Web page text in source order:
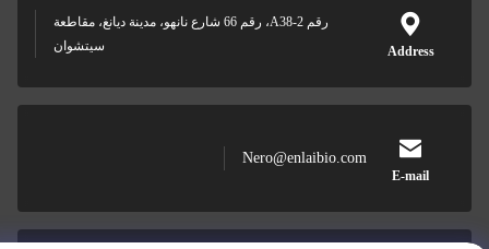
Address
رقم A38-2، رقم 66 شارع نانهو، مدينة ديانغ، مقاطعة
سيتشوان
E-mail
Nero@enlaibio.com